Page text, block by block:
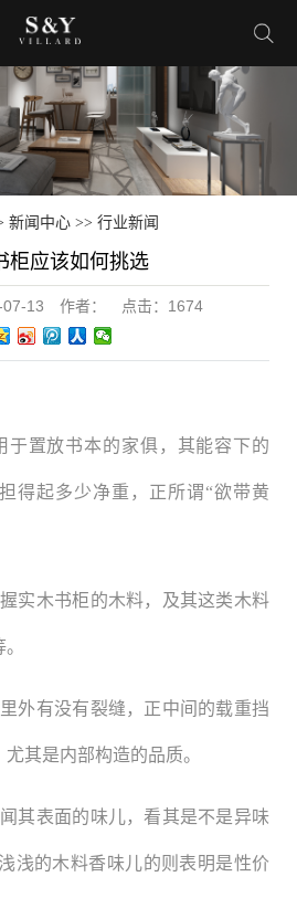
新闻中心 >> 行业新闻
柜应该如何挑选
13 作者： 点击： 1674
于置放书本的家俱，其能容下的
得起多少净重，正所谓“欲带黄
实木书柜的木料，及其这类木料
外有没有裂缝，正中间的载重挡
其是内部构造的品质。
其表面的味儿，看其是不是异味
浅的木料香味儿的则表明是性价